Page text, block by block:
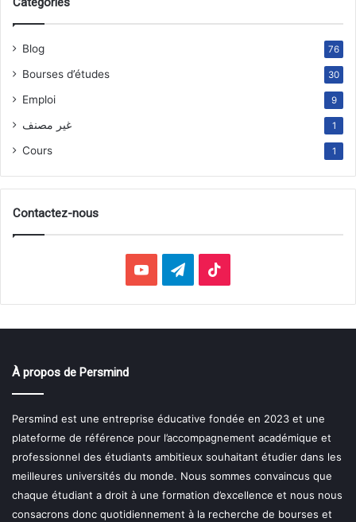
Blog 76
Bourses d’études 30
Emploi 9
غير مصنف 1
Cours 1
Contactez-nous
YouTubeTelegram
À propos de Persmind
Persmind est une entreprise éducative fondée en 2023 et une
plateforme de référence pour l’accompagnement académique et
professionnel des étudiants ambitieux souhaitant étudier dans les
meilleures universités du monde. Nous sommes convaincus que
chaque étudiant a droit à une formation d’excellence et nous nous
consacrons donc quotidiennement à la recherche de bourses et